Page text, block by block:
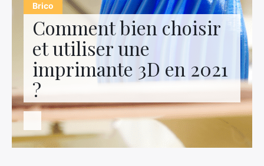
Brico
Comment bien choisir
et utiliser une
imprimante 3D en 2021
?
Contactez-nous